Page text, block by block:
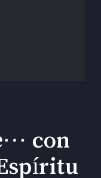
con